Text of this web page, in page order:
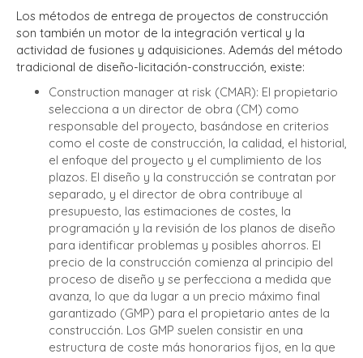
Los métodos de entrega de proyectos de construcción
son también un motor de la integración vertical y la
actividad de fusiones y adquisiciones. Además del método
tradicional de diseño-licitación-construcción, existe:
Construction manager at risk (CMAR): El propietario
selecciona a un director de obra (CM) como
responsable del proyecto, basándose en criterios
como el coste de construcción, la calidad, el historial,
el enfoque del proyecto y el cumplimiento de los
plazos. El diseño y la construcción se contratan por
separado, y el director de obra contribuye al
presupuesto, las estimaciones de costes, la
programación y la revisión de los planos de diseño
para identificar problemas y posibles ahorros. El
precio de la construcción comienza al principio del
proceso de diseño y se perfecciona a medida que
avanza, lo que da lugar a un precio máximo final
garantizado (GMP) para el propietario antes de la
construcción. Los GMP suelen consistir en una
estructura de coste más honorarios fijos, en la que